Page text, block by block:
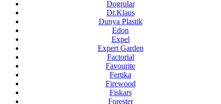
Dogrular
Dr.Klaus
Dunya Plastik
Edon
Expel
Expert Garden
Factorial
Favourite
Fertika
Firewood
Fiskars
Forester